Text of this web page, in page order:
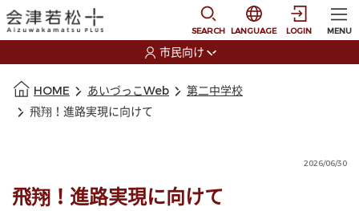
SEARCH
選択すると言語の切
LANGUAGE LOGIN MENU
市民向け
HOME あいづっこWeb
第二中学校
飛翔！進路実現に向けて
2026/06/30
飛翔！進路実現に向けて